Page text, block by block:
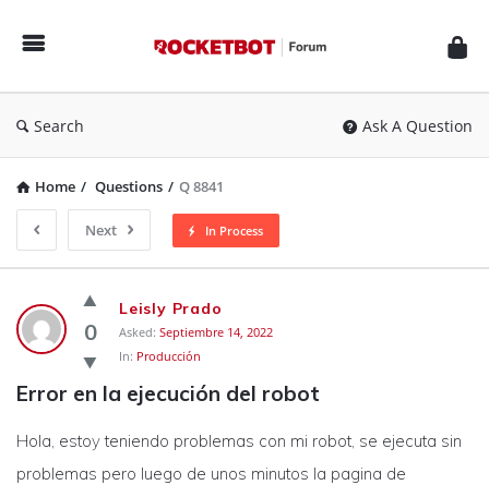
Forum
Search Ask A Question
Home / Questions / Q 8841
Next In Process
Rocketbot
Forum
Latest
Questions
0
Leisly Prado
Asked: Septiembre 14, 2022
In: Producción
Error en la ejecución del robot
Hola, estoy teniendo problemas con mi robot, se ejecuta sin
problemas pero luego de unos minutos la pagina de